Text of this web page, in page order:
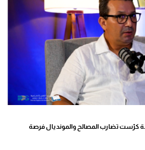
كرّست تضارب المصالح والمونديال فرصة